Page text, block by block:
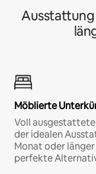
Möblierte
Voll
der idealen
Monat oder
perfekte